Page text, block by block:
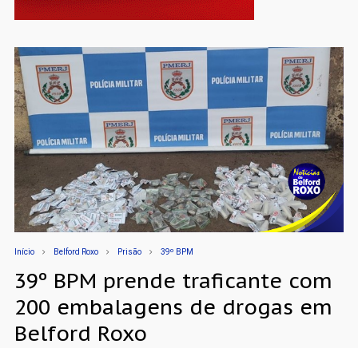
Início Belford Roxo Prisão 39º BPM
39º BPM prende traficante com
200 embalagens de drogas em
Belford Roxo